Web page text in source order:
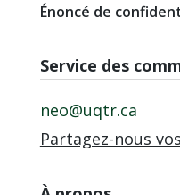
Énoncé de
Service des
neo@uqtr.ca
Partagez-nous